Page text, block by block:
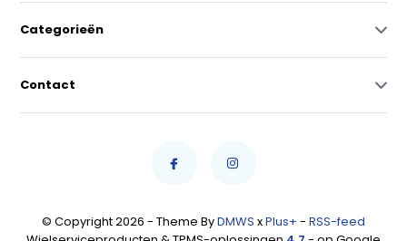
Categorieën
Contact
© Copyright 2026 - Theme ByDMWS xPlus+ - RSS-feed